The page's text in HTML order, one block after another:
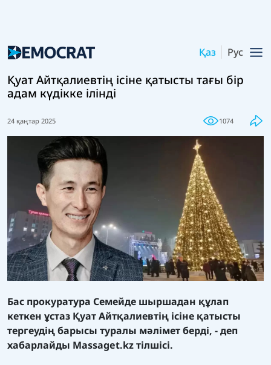
Қаз Рус
Қуат Айтқалиевтің ісіне қатысты тағы бір
адам күдікке ілінді
24 қаңтар 2025 1074
Бас прокуратура Семейде шыршадан құлап
кеткен ұстаз Қуат Айтқалиевтің ісіне қатысты
тергеудің барысы туралы мәлімет берді, - деп
хабарлайды Massaget.kzтілшісі.